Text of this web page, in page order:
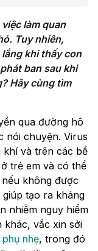
làm quan
Tuy nhiên,
khi thấy con
ban sau khi
Hãy cùng tìm
qua đường hô
nói chuyện. Virus
khí và trên các bề
trẻ em và có thể
không được
tạo ra kháng
nhiễm nguy hiểm
khác, vắc xin sởi
nhẹ, trong đó